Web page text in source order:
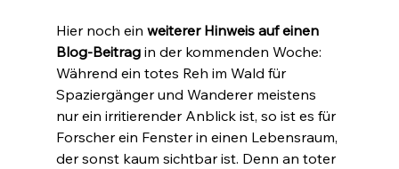
Hier noch ein weiterer Hinweis auf einen
Blog-Beitrag in der kommenden Woche:
Während ein totes Reh im Wald für
Spaziergänger und Wanderer meistens
nur ein irritierender Anblick ist, so ist es für
Forscher ein Fenster in einen Lebensraum,
der sonst kaum sichtbar ist. Denn an toter